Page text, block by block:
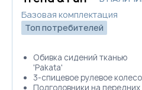
Базовая комплектация
Топ потребителей
Обивка сидений тканью
'Pakata'
3-спицевое рулевое колесо
Подголовники на передних